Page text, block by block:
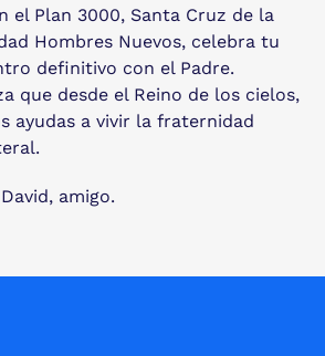
el Plan 3000, Santa Cruz de la
Hombres Nuevos, celebra tu
definitivo con el Padre.
que desde el Reino de los cielos,
ayudas a vivir la fraternidad
amigo.